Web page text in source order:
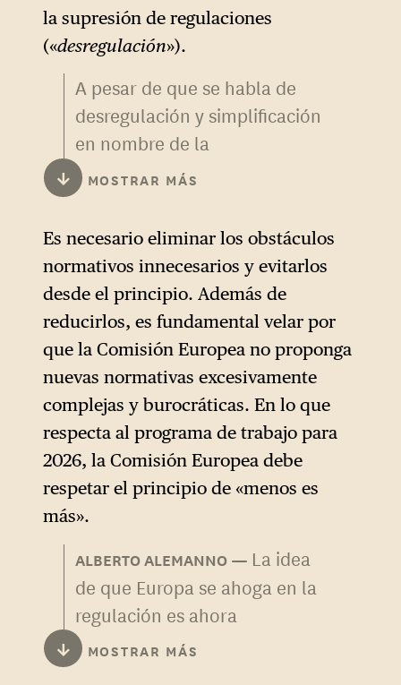
la supresión de regulaciones
(«desregulación»).
A pesar de que se habla de
desregulación y simplificación
en nombre de la
competitividad, el grupo
CDU/CSU no hace mención
alguna al informe Draghi. Con
motivo del discursode
homenajepronunciado con
motivo de la entrega del
Premio Carlomagno al
expresidente del BCE la
semana pasada, el canciller
alemán Friedrich Merz dejó
muy claro que, si bien
compartía los diagnósticos
del informe, tenía la firme
intención de que su aplicación
se ajustara a los intereses
alemanes, en particular
oponiéndose a cualquier
nuevo empréstito común a
nivel de la Unión para
↓ MOSTRAR MÁS
Es necesario eliminar los obstáculos
normativos innecesarios y evitarlos
desde el principio. Además de
reducirlos, es fundamental velar por
que la Comisión Europea no proponga
nuevas normativas excesivamente
complejas y burocráticas. En lo que
respecta al programa de trabajo para
2026, la Comisión Europea debe
respetar el principio de «menos es
más».
ALBERTO ALEMANNO
La idea
de que Europa se ahoga en la
regulación es ahora
ampliamente compartida en
los círculos políticos de
↓ MOSTRAR MÁS